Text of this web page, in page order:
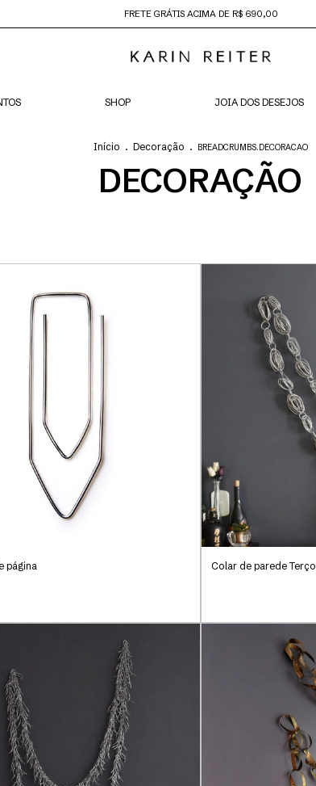
FRETE GRÁTIS ACIMA DE R$ 690,00
SHOP JOIA DOS DESEJOS
Início . Decoração . BREADCRUMBS.DECORACAO
DECORAÇÃO
página
Colar de parede Terço